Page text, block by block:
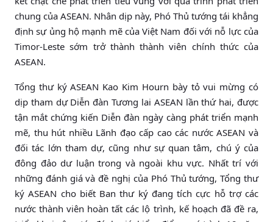
chung của ASEAN. Nhân dịp này, Phó Thủ tướng tái khẳng
định sự ủng hộ mạnh mẽ của Việt Nam đối với nỗ lực của
Timor-Leste sớm trở thành thành viên chính thức của
ASEAN.
Tổng thư ký ASEAN Kao Kim Hourn bày tỏ vui mừng có
dịp tham dự Diễn đàn Tương lai ASEAN lần thứ hai, được
tận mắt chứng kiến Diễn đàn ngày càng phát triển mạnh
mẽ, thu hút nhiều Lãnh đạo cấp cao các nước ASEAN và
đối tác lớn tham dự, cũng như sự quan tâm, chú ý của
đông đảo dư luận trong và ngoài khu vực. Nhất trí với
những đánh giá và đề nghị của Phó Thủ tướng, Tổng thư
ký ASEAN cho biết Ban thư ký đang tích cực hỗ trợ các
nước thành viên hoàn tất các lộ trình, kế hoạch đã đề ra,